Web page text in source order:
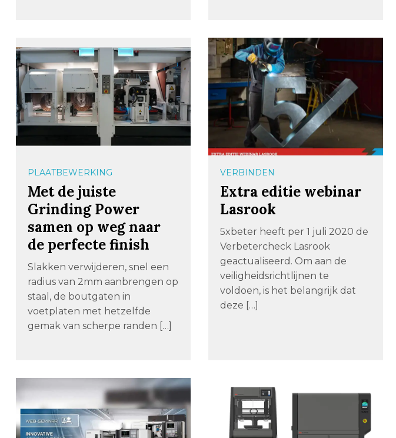
PLAATBEWERKING
Met de juiste
Grinding Power
samen op weg naar
de perfecte finish
Slakken verwijderen, snel een
radius van 2mm aanbrengen op
staal, de boutgaten in
voetplaten met hetzelfde
gemak van scherpe randen […]
VERBINDEN
Extra editie webinar
Lasrook
5xbeter heeft per 1 juli 2020 de
Verbetercheck Lasrook
geactualiseerd. Om aan de
veiligheidsrichtlijnen te
voldoen, is het belangrijk dat
deze […]